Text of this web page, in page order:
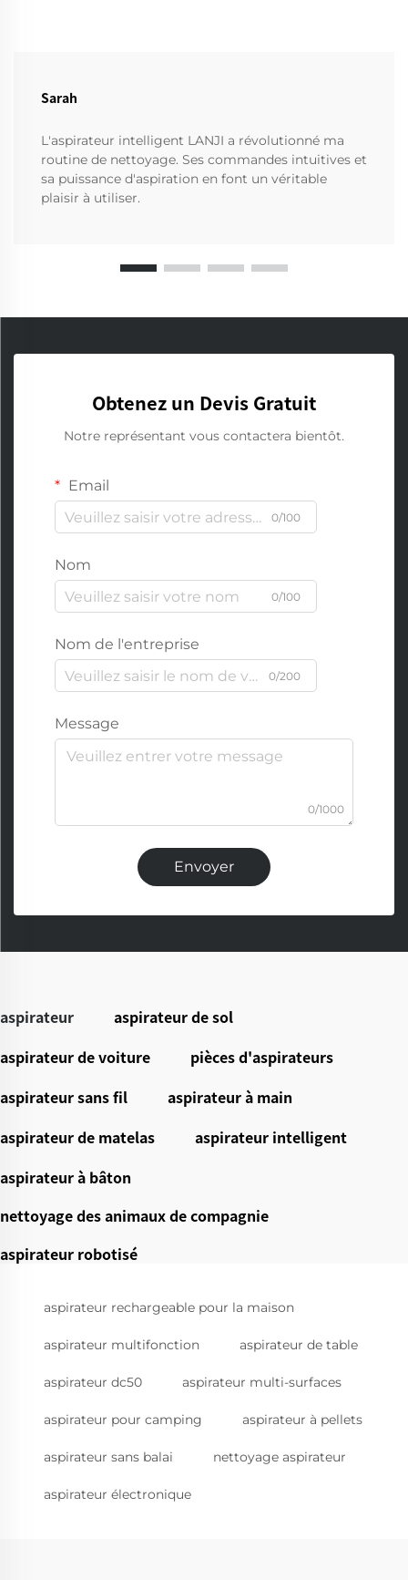
Sarah
L'aspirateur intelligent LANJI a révolutionné ma
routine de nettoyage. Ses commandes intuitives et
sa puissance d'aspiration en font un véritable
plaisir à utiliser.
Obtenez un Devis Gratuit
Notre représentant vous contactera bientôt.
Email
0/100
Nom
0/100
Nom de l'entreprise
0/200
Message
0/1000
Envoyer
aspirateur
aspirateur de sol
aspirateur de voiture
pièces d'aspirateurs
aspirateur sans fil
aspirateur à main
aspirateur de matelas
aspirateur intelligent
aspirateur à bâton
nettoyage des animaux de compagnie
aspirateur robotisé
aspirateur rechargeable pour la maison
aspirateur multifonction aspirateur de table
aspirateur dc50 aspirateur multi-surfaces
aspirateur pour camping aspirateur à pellets
aspirateur sans balai nettoyage aspirateur
aspirateur électronique